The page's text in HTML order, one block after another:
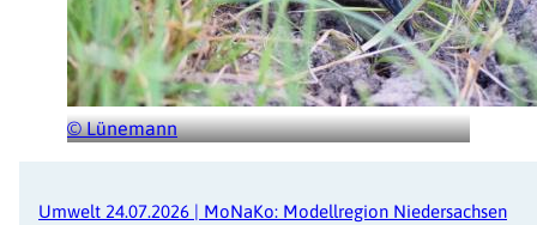
© Lünemann
Umwelt 24.07.2026 | MoNaKo: Modellregion Niedersachsen